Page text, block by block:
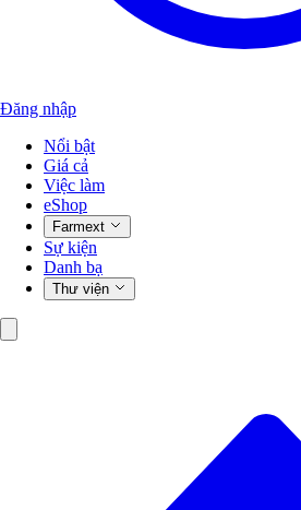
Đăng nhập
Nổi bật
Giá cả
Việc làm
eShop
Farmext
Sự kiện
Danh bạ
Thư viện